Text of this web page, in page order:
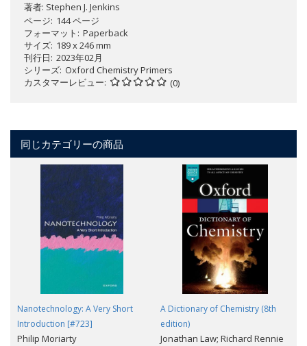
著者: Stephen J. Jenkins
ページ 144 ページ
フォーマット
Paperback
サイズ 189 x 246 mm
刊行日 2023年02月
シリーズ Oxford Chemistry Primers
カスタマーレビュー
(0)
同じカテゴリーの商品
Nanotechnology: A Very Short
Introduction [#723]
Philip Moriarty
A Dictionary of Chemistry (8th
edition)
Jonathan Law; Richard Rennie